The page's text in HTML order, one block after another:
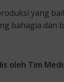
yang
bahagia dan
oleh Tim